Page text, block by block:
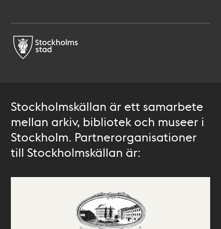
Stockholmskällan är ett samarbete
mellan arkiv, bibliotek och museer i
Stockholm. Partnerorganisationer
till Stockholmskällan är: